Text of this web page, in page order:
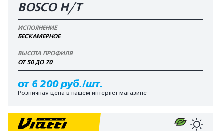
BOSCO H/T
ИСПОЛНЕНИЕ
БЕСКАМЕРНОЕ
ВЫСОТА ПРОФИЛЯ
ОТ 50 ДО 70
от 6 200 руб./шт.
Розничная цена в нашем интернет-магазине